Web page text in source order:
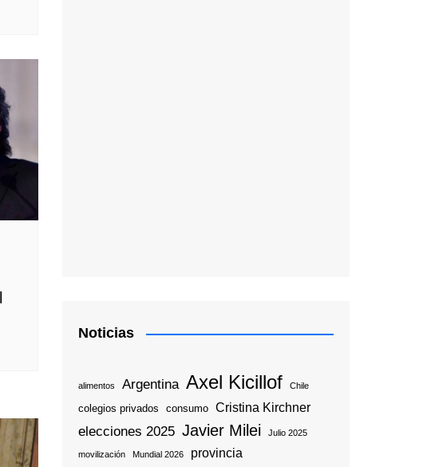
Noticias
alimentos Argentina Axel Kicillof Chile
colegios privados consumo Cristina Kirchner
elecciones 2025 Javier Milei Julio 2025
movilización Mundial 2026 provincia